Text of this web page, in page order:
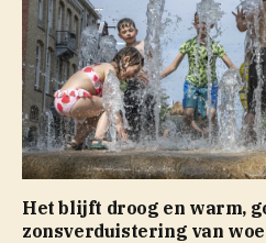
Het blijft droog en warm,
zonsverduistering van